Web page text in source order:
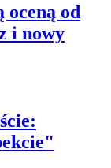
oceną od
i nowy